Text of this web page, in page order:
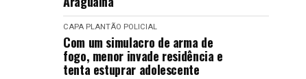
CAPA PLANTÃO POLICIAL
Com um simulacro de arma de
fogo, menor invade residência e
tenta estuprar adolescente